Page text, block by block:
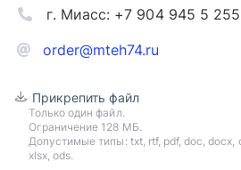
order@mteh74.ru
г. Миасс: +7 904 945 5 255
Прикрепить файл
Только один файл.
Ограничение 128 МБ.
Допустимые типы: txt, rtf, pdf, doc, docx,
xlsx, ods.